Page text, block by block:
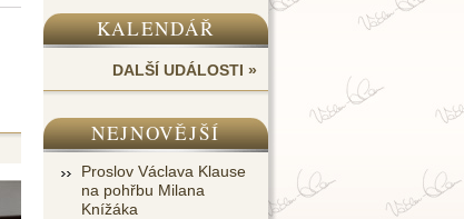
KALENDÁŘ
DALŠÍ UDÁLOSTI »
NEJNOVĚJŠÍ
Proslov Václava Klause
na pohřbu Milana
Knížáka